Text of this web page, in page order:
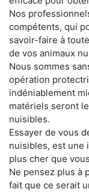
Nos
compétents, qui
savoir-faire à
de vos animaux
Nous sommes
opération
indéniablement
matériels seront
nuisibles.
Essayer de vous
nuisibles, est une
plus cher que
Ne pensez plus à
fait que ce serait